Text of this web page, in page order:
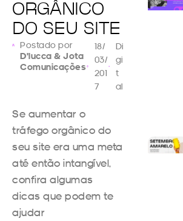
ORGÂNICO
DO SEU SITE
Postado por
D'lucca & Jota
Comunicações
18/
03/
201
7
Di
gi
t
al
Se aumentar o
tráfego orgânico do
seu site era uma meta
até então intangível,
confira algumas
dicas que podem te
ajudar